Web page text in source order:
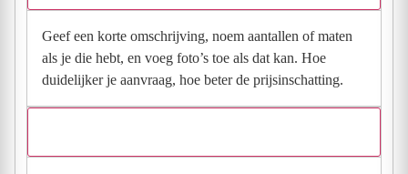
Geef een korte omschrijving, noem aantallen of maten
als je die hebt, en voeg foto’s toe als dat kan. Hoe
duidelijker je aanvraag, hoe beter de prijsinschatting.